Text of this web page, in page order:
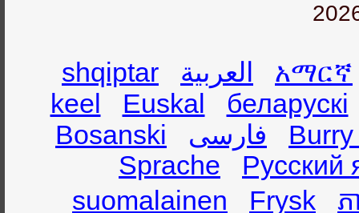
shqiptar العربية
አማርኛ
keel
Euskal
беларускі
Bosanski
فارسی
Sprache
Русский
suomalainen
Frysk
ភ